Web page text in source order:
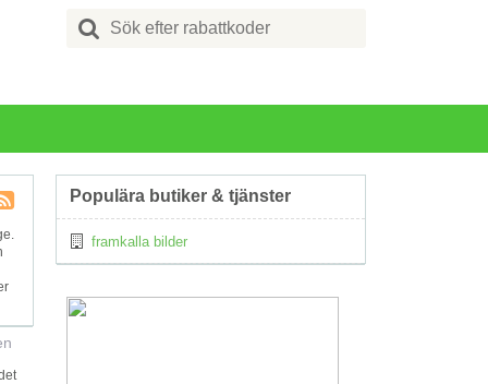
Search
for:
Populära butiker & tjänster
framkalla bilder